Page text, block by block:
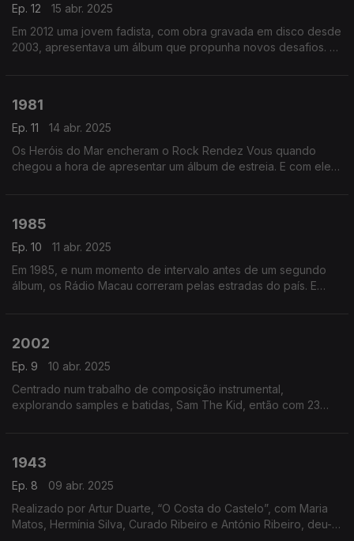
Ep. 12
15 abr. 2025
Em 2012 uma jovem fadista, com obra gravada em disco desde
2003, apresentava um álbum que propunha novos desafios. O
1981
Ep. 11
14 abr. 2025
Os Heróis do Mar encheram o Rock Rendez Vous quando
chegou a hora de apresentar um álbum de estreia. E com ele
1985
Ep. 10
11 abr. 2025
Em 1985, e num momento de intervalo antes de um segundo
álbum, os Rádio Macau correram pelas estradas do país. E
2002
Ep. 9
10 abr. 2025
Centrado num trabalho de composição instrumental,
explorando samples e batidas, Sam The Kid, então com 23
1943
Ep. 8
09 abr. 2025
Realizado por Artur Duarte, “O Costa do Castelo”, com Maria
Matos, Hermínia Silva, Curado Ribeiro e António Ribeiro, deu-